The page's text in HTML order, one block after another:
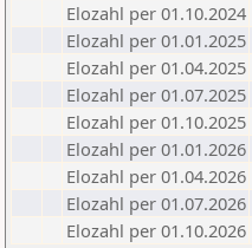
Elozahl per 01.10.2024
Elozahl per 01.01.2025
Elozahl per 01.04.2025
Elozahl per 01.07.2025
Elozahl per 01.10.2025
Elozahl per 01.01.2026
Elozahl per 01.04.2026
Elozahl per 01.07.2026
Elozahl per 01.10.2026